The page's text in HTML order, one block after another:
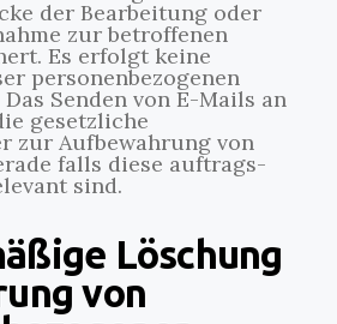
der Bearbeitung oder
zur betroffenen
Es erfolgt keine
personenbezogenen
Senden von E-Mails an
gesetzliche
zur Aufbewahrung von
falls diese auftrags-
sind.
Löschung
von